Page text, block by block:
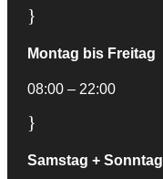
}
Montag bis Freitag
08:00 – 22:00
}
Samstag + Sonntag